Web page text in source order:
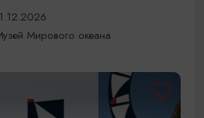
Мирового океана